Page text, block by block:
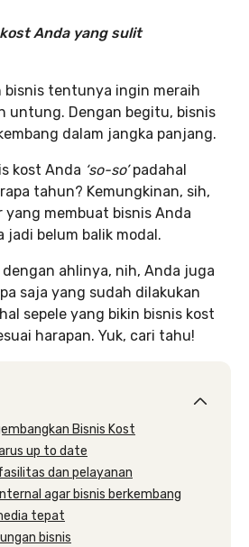
Anda yang sulit
bisnis tentunya ingin meraih
untung. Dengan begitu, bisnis
dalam jangka panjang.
kost Anda ‘so-so’padahal
tahun? Kemungkinan, sih,
yang membuat bisnis Anda
jadi belum balik modal.
ahlinya, nih, Anda juga
saja yang sudah dilakukan
sepele yang bikin bisnis kost
harapan. Yuk, cari tahu!
Bisnis Kost
up to date
dan pelayanan
agar bisnis berkembang
tepat
bisnis